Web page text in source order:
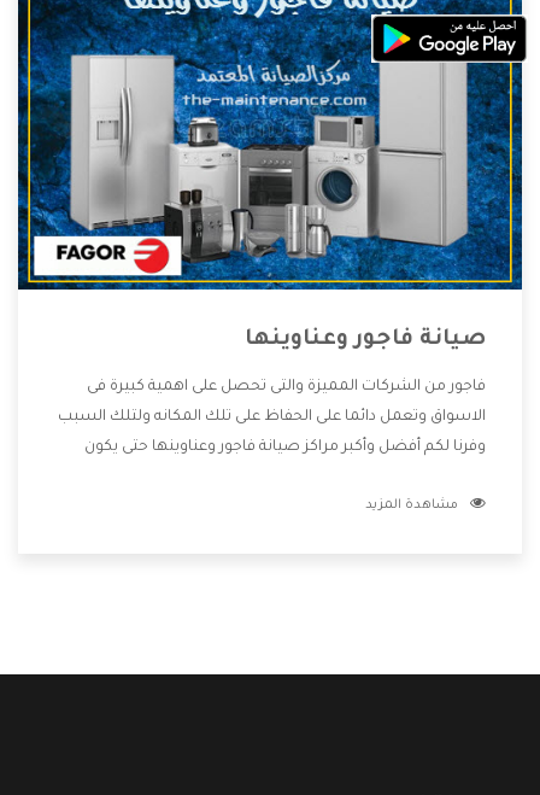
صيانة فاجور وعناوينها
فاجور من الشركات المميزة والتى تحصل على اهمية كبيرة فى
الاسواق وتعمل دائما على الحفاظ على تلك المكانه ولتلك السبب
وفرنا لكم أفضل وأكبر مراكز صيانة فاجور وعناوينها حتى يكون
دون اى ازعاج كما أننا نهتم بكل ما يحتاجه المستهلك لكى نحافظ
مشاهدة المزيد